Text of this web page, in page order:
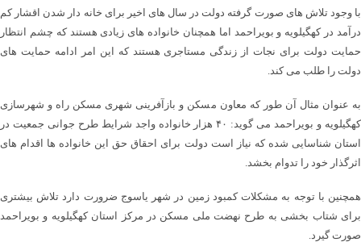
با وجود تلاش های صورت گرفته دولت در سال های اخیر برای خانه دار شدن اقشار کم
درآمد در کهگیلویه و بویراحمد اما همچنان خانواده های زیادی هستند که چشم انتظار
حمایت دولت برای نجات از زندگی مستاجری هستند که این امر ادامه حمایت های
دولت را طلب می کند.
به عنوان مثال آن طور که معاون مسکن و بازآفرینی شهری مسکن راه و شهرسازی
کهگیلویه و بویراحمد می گوید: ۴۰ هزار خانواده واجد شرایط طرح جوانی جمعیت در
استان شناسایی شده که نیاز است دولت برای احقاق حق این خانواده ها اقدام های
اثرگذار خود را تدوام بخشد.
همچنین با توجه به مشکلات کمبود زمین در شهر یاسوج ضرورت دارد تلاش بیشتری
برای شتاب بخشی به طرح نهضت ملی مسکن در مرکز استان کهگیلویه و بویراحمد
صورت گیرد.